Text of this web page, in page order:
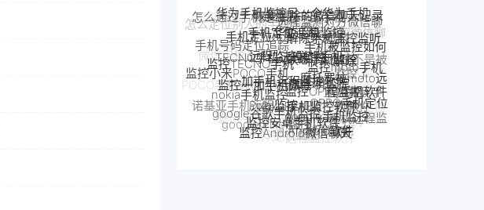
手机号码定位追踪
手机定位app解除手机监控监听
手机被监控如何
解除
手机是不是被
监控了
手机被别人监控
了怎么解除
iPhone苹果手机监控
小米POCO远程控制
POCO手机远程监控
监控小米POCO手机
监控TECNO手机
TECNO手机远程监控
远程监控联想手机
联想手机监控
监控moto手机
摩托罗拉moto远
程监控
监控真我手
机软件
真我手机远程监控
别人手机
realme手机监控
怎么远程监控中兴手机
中兴myos手机监控
魅族手机怎么远程监控另一台手机
魅族手机监控
诺基亚手机远程监控
nokia手机监控
监控一加手机微信
一加手机远程监控软件
一加手机监控
监控OPPO手机软件
OPPO手机定位
OPPO手机远程监
控
手机窃听
VIVO远程监控软件
VIVO手机监控
google Pixel监控
google谷歌手机监控
Pixel监控APP
Pixel手机监控软件
google手机监控
Android软件
监控Android微信聊天
监控安卓手机软件